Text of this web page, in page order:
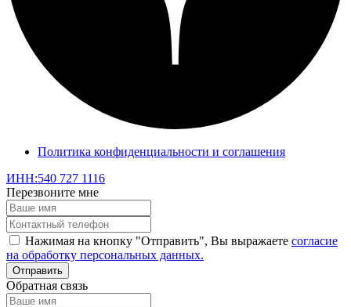
Политика конфиденциальности и соглашения
ИНН:540 727 1116
Перезвоните мне
Нажимая на кнопку "Отправить", Вы выражаете согласие
на обработку персональных данных.
Обратная связь